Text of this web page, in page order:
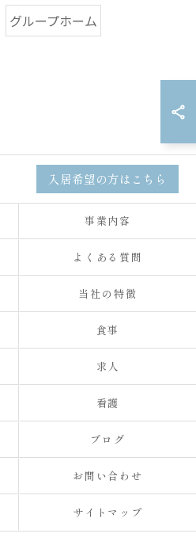
グループホーム
入居希望の方はこちら
事業内容
よくある質問
当社の特徴
食事
求人
看護
ブログ
お問い合わせ
サイトマップ